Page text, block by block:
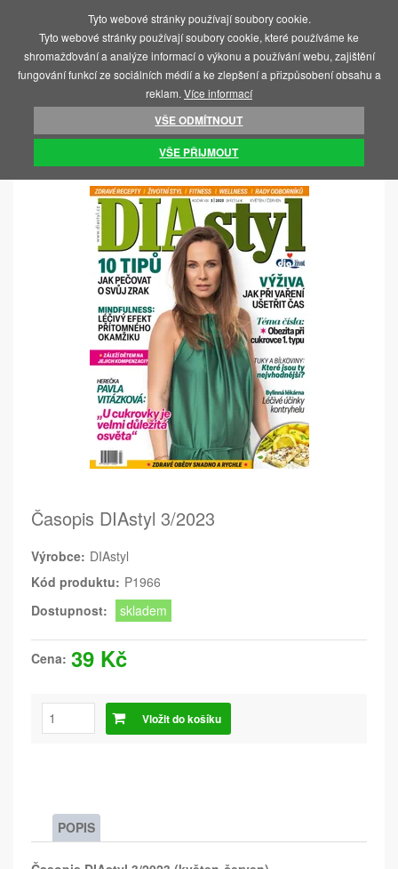
ÚVOD KNIHY A ČASOPISY ČASOPISY
Časopis DIAstyl 3/2023
Výrobce: DIAstyl
Kód produktu: P1966
Dostupnost:
skladem
Cena: 39 Kč
Vložit do košíku
POPIS
Tyto webové stránky používají soubory cookie.
Tyto webové stránky používají soubory cookie, které používáme ke
shromažďování a analýze informací o výkonu a používání webu, zajištění
fungování funkcí ze sociálních médií a ke zlepšení a přizpůsobení obsahu a
reklam. Více informací
VŠE ODMÍTNOUT
VŠE PŘIJMOUT